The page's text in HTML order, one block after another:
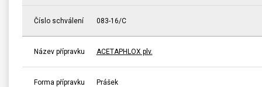
Číslo schválení 083-16/C
Název přípravku ACETAPHLOX plv.
Forma přípravku Prášek